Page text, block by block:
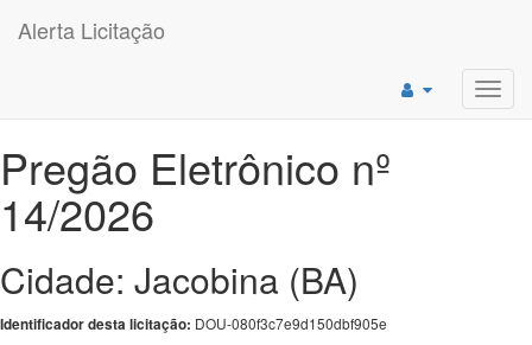
Alerta Licitação
Pregão Eletrônico nº
14/2026
Cidade: Jacobina (BA)
Identificador desta licitação: DOU-080f3c7e9d150dbf905e